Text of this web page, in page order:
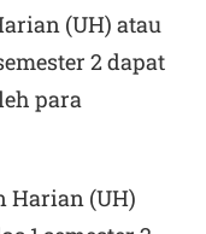
(UH) atau
2 dapat
para
Harian (UH)